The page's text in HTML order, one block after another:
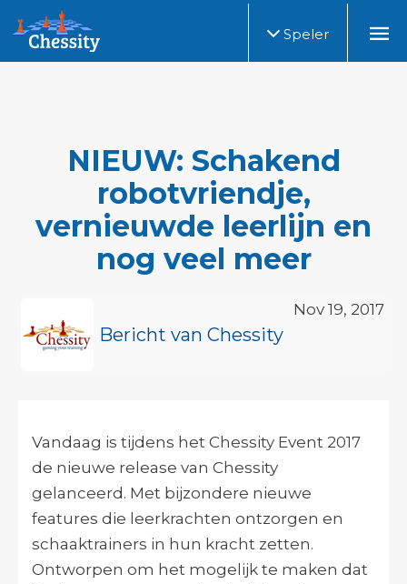
Speler
NIEUW: Schakend
robotvriendje,
vernieuwde leerlijn en
nog veel meer
Nov 19, 2017
Bericht van Chessity
Vandaag is tijdens het Chessity Event 2017
de nieuwe release van Chessity
gelanceerd. Met bijzondere nieuwe
features die leerkrachten ontzorgen en
schaaktrainers in hun kracht zetten.
Ontworpen om het mogelijk te maken dat